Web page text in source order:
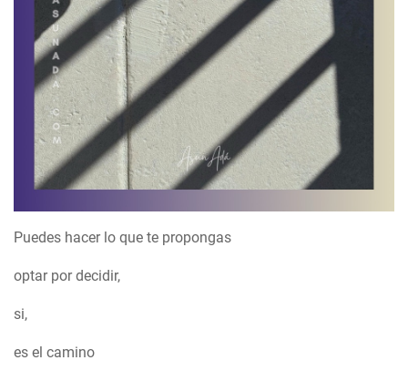
Puedes hacer lo que te propongas
optar por decidir,
si,
es el camino